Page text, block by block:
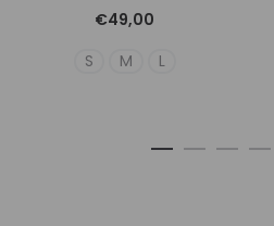
€49,00
S
M L